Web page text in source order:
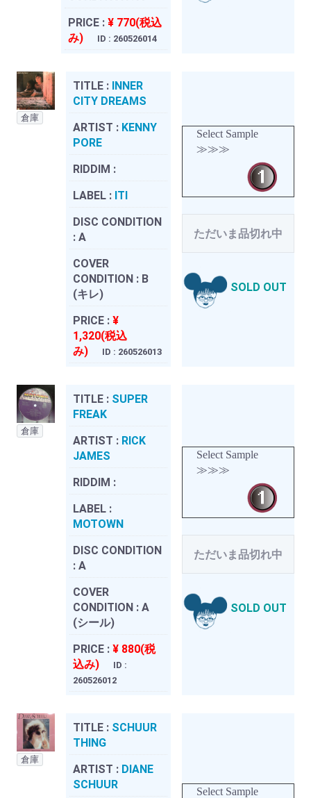
PRICE : ¥ 770(税込
み)
ID : 260526014
倉庫
TITLE : INNER
CITY DREAMS
ARTIST : KENNY
PORE
RIDDIM :
LABEL : ITI
DISC CONDITION
: A
COVER
CONDITION : B
(キレ)
PRICE : ¥
1,320(税込
み)
ID : 260526013
Select Sample
≫≫≫
ただいま品切れ中
SOLD OUT
倉庫
TITLE : SUPER
FREAK
ARTIST : RICK
JAMES
RIDDIM :
LABEL :
MOTOWN
DISC CONDITION
: A
COVER
CONDITION : A
(シール)
PRICE : ¥ 880(税
込み)
ID :
260526012
Select Sample
≫≫≫
ただいま品切れ中
SOLD OUT
倉庫
TITLE : SCHUUR
THING
ARTIST : DIANE
SCHUUR
Select Sample